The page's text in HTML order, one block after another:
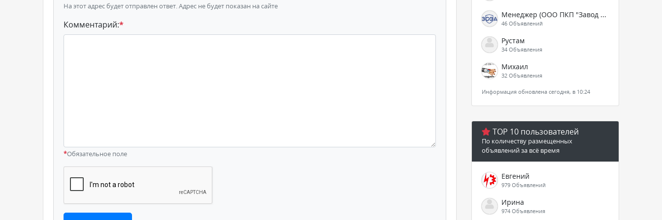
На этот адрес будет отправлен ответ. Адрес не будет показан на сайте
Комментарий:*
*Обязательное поле
Менеджер (ООО ПКП "Завод СЭА")
46 Объявлений
Рустам
34 Объявления
Михаил
32 Объявления
Информация обновлена сегодня, в 10:24
TOP 10 пользователей
По количеству размещенных
объявлений за всё время
Евгений
979 Объявлений
Ирина
974 Объявления